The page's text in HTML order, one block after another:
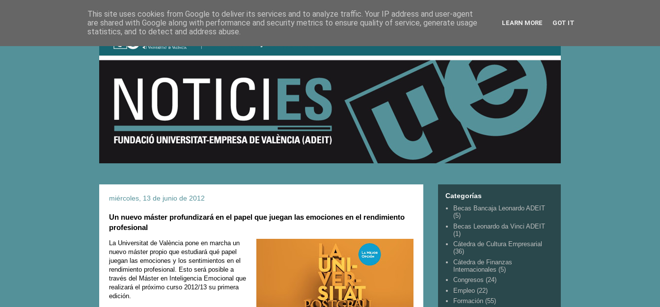
miércoles, 13 de junio de 2012
Un nuevo máster profundizará en el papel que juegan las emociones en el rendimiento
profesional
La Universitat de València pone en marcha un
nuevo máster propio que estudiará qué papel
juegan las emociones y los sentimientos en el
rendimiento profesional. Esto será posible a
través del Máster en Inteligencia Emocional que
realizará el próximo curso 2012/13 su primera
edición.
Categorías
Becas Bancaja Leonardo ADEIT
(5)
Becas Leonardo da Vinci ADEIT
(1)
Cátedra de Cultura Empresarial
(36)
Cátedra de Finanzas
Internacionales (5)
Congresos (24)
Empleo (22)
Formación (55)
This site uses cookies from Google to deliver its services and to analyze traffic. Your IP address and user-agent
are shared with Google along with performance and security metrics to ensure quality of service, generate usage
statistics, and to detect and address abuse.
LEARN MORE GOT IT